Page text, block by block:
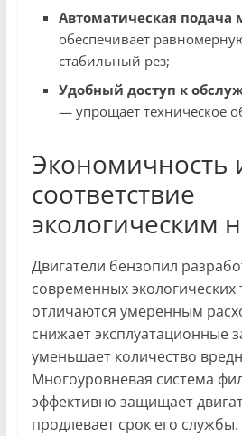
Автоматическая подача
обеспечивает
стабильный рез;
Удобный доступ к
— упрощает техническое
Экономичность
соответствие
экологическим
Двигатели бензопил
современных
отличаются умеренным
снижает эксплуатационные
уменьшает количество
Многоуровневая система
эффективно защищает
продлевает срок его службы.